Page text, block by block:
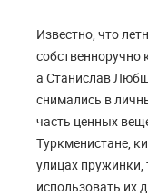
Известно, что
собственноручно
а Станислав
снимались в
часть ценных
Туркменистане,
улицах
использовать их